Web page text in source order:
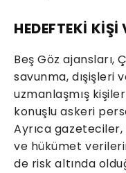
HEDEFTEKİ
Beş Göz ajansları,
savunma, dışişleri
uzmanlaşmış
konuşlu askeri
Ayrıca gazeteciler,
ve hükümet
de risk altında